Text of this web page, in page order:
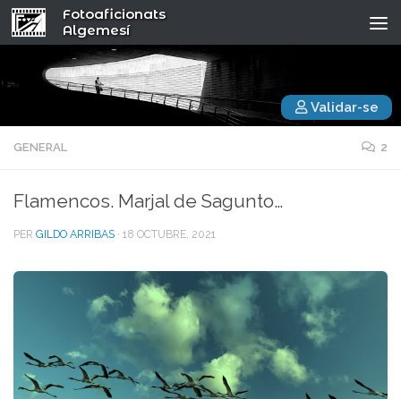
Fotoaficionats
Algemesí
Validar-se
GENERAL 2
Flamencos. Marjal de Sagunto…
PER GILDO ARRIBAS · 18 OCTUBRE, 2021